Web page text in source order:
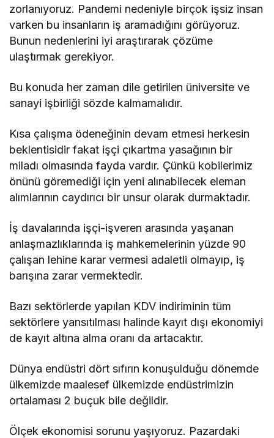
zorlanıyoruz. Pandemi nedeniyle birçok işsiz insan
varken bu insanların iş aramadığını görüyoruz.
Bunun nedenlerini iyi araştırarak çözüme
ulaştırmak gerekiyor.
Bu konuda her zaman dile getirilen üniversite ve
sanayi işbirliği sözde kalmamalıdır.
Kısa çalışma ödeneğinin devam etmesi herkesin
beklentisidir fakat işçi çıkartma yasağının bir
miladı olmasında fayda vardır. Çünkü kobilerimiz
önünü göremediği için yeni alınabilecek eleman
alımlarının caydırıcı bir unsur olarak durmaktadır.
İş davalarında işçi-işveren arasında yaşanan
anlaşmazlıklarında iş mahkemelerinin yüzde 90
çalışan lehine karar vermesi adaletli olmayıp, iş
barışına zarar vermektedir.
Bazı sektörlerde yapılan KDV indiriminin tüm
sektörlere yansıtılması halinde kayıt dışı ekonomiyi
de kayıt altına alma oranı da artacaktır.
Dünya endüstri dört sıfırın konuşulduğu dönemde
ülkemizde maalesef ülkemizde endüstrimizin
ortalaması 2 buçuk bile değildir.
Ölçek ekonomisi sorunu yaşıyoruz. Pazardaki